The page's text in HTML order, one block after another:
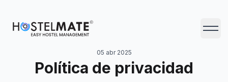
Abrir
05 abr 2025
Política de privacidad